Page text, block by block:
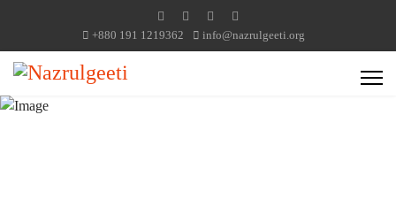
+880 191 1219362 info@nazrulgeeti.org